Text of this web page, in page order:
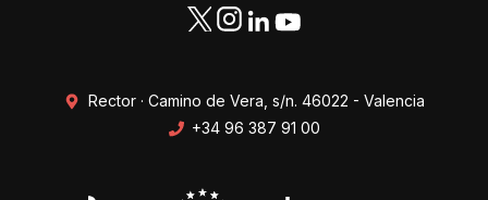
Rector · Camino de Vera, s/n. 46022 - Valencia
+34 96 387 91 00